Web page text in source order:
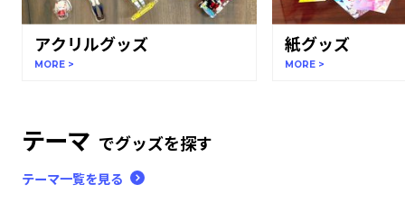
アクリルグッズ
MORE >
紙グッズ
MORE >
テーマ でグッズを探す
テーマ一覧を見る